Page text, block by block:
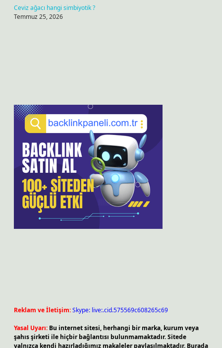
Ceviz ağacı hangi simbiyotik ?
Temmuz 25, 2026
Reklam ve İletişim:Skype: live:.cid.575569c608265c69
Yasal Uyarı: Bu internet sitesi, herhangi bir marka, kurum veya
şahıs şirketi ile hiçbir bağlantısı bulunmamaktadır. Sitede
yalnızca kendi hazırladığımız makaleler paylaşılmaktadır. Burada